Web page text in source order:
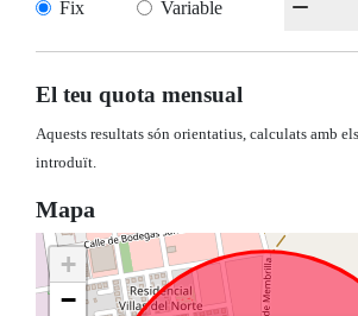
Fix Variable
El teu quota mensual
Aquests resultats són orientatius, calculats amb
introduït.
Mapa
+
−